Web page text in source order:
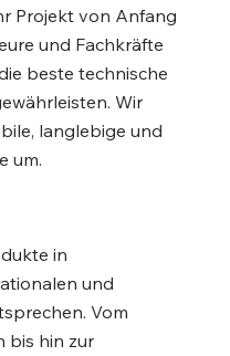
in
und
Vom
bis hin zur
Projekt von Anfang
und Fachkräfte
beste technische
Wir
langlebige und
um.